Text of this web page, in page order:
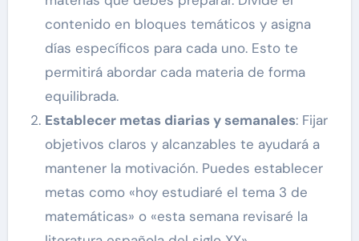
contenido en bloques temáticos y asigna
días específicos para cada uno. Esto te
permitirá abordar cada materia de forma
equilibrada.
Establecer metas diarias y semanales: Fijar
objetivos claros y alcanzables te ayudará a
mantener la motivación. Puedes establecer
metas como «hoy estudiaré el tema 3 de
matemáticas» o «esta semana revisaré la